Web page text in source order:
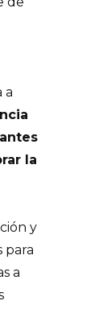
a
la
y
para
a